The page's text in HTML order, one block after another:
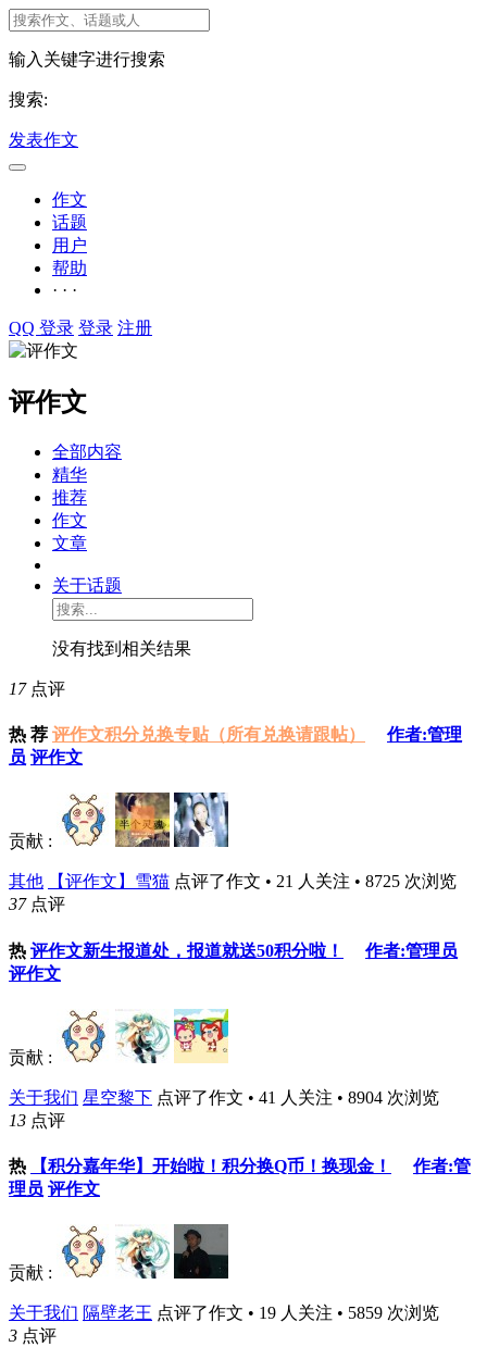
输入关键字进行搜索
搜索:
发表作文
作文
话题
用户
帮助
· · ·
QQ 登录 登录 注册
评作文
全部内容
精华
推荐
作文
文章
关于话题
没有找到相关结果
17点评
热 荐 评作文积分兑换专贴（所有兑换请跟帖）
作者:管理
员 评作文
贡献 :
其他 【评作文】雪猫 点评了作文 • 21 人关注 • 8725 次浏览
37点评
热 评作文新生报道处，报道就送50积分啦！
作者:管理员
评作文
贡献 :
关于我们 星空黎下 点评了作文 • 41 人关注 • 8904 次浏览
13 点评
热 【积分嘉年华】开始啦！积分换Q币！换现金！
作者:管
理员 评作文
贡献 :
关于我们 隔壁老王 点评了作文 • 19 人关注 • 5859 次浏览
3 点评